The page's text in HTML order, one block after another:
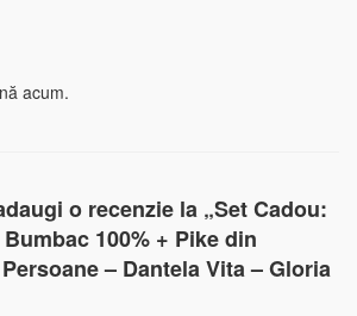
acum.
o recenzie la „Set Cadou:
100% + Pike din
– Dantela Vita – Gloria